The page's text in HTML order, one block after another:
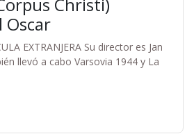
Oscar
EXTRANJERA Su director es Jan
llevó a cabo Varsovia 1944 y La